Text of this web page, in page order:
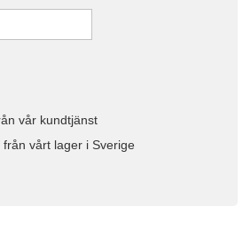
vår kundtjänst
vårt lager i Sverige